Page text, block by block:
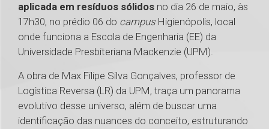
aplicada em resíduos sólidos no dia 26 de maio, às
17h30, no prédio 06 do campus Higienópolis, local
onde funciona a Escola de Engenharia (EE) da
Universidade Presbiteriana Mackenzie (UPM).
A obra de Max Filipe Silva Gonçalves, professor de
Logística Reversa (LR) da UPM, traça um panorama
evolutivo desse universo, além de buscar uma
identificação das nuances do conceito, estruturando